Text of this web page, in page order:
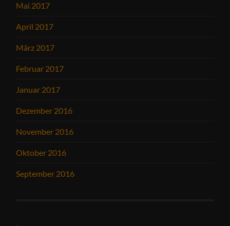
Mai 2017
April 2017
März 2017
Februar 2017
Januar 2017
Dezember 2016
November 2016
Oktober 2016
September 2016